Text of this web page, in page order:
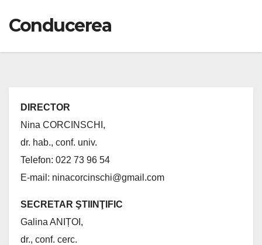
Conducerea
DIRECTOR
Nina CORCINSCHI,
dr. hab., conf. univ.
Telefon: 022 73 96 54
E-mail: ninacorcinschi@gmail.com
SECRETAR ŞTIINŢIFIC
Galina ANIȚOI,
dr., conf. cerc.